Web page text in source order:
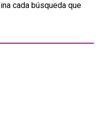
cada búsqueda que